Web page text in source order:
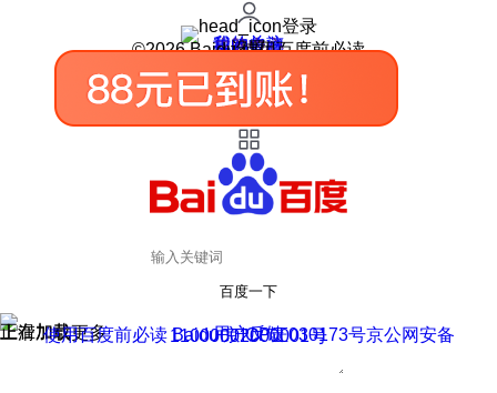
登录
我的关注
我的收藏
皮肤中心
用户反馈
设置
©2026 Baidu 使用百度前必读
百度一下
正在加载
上滑加载更多 用户反馈
使用百度前必读 Baidu 京ICP证030173号
京公网安备11000002000001号